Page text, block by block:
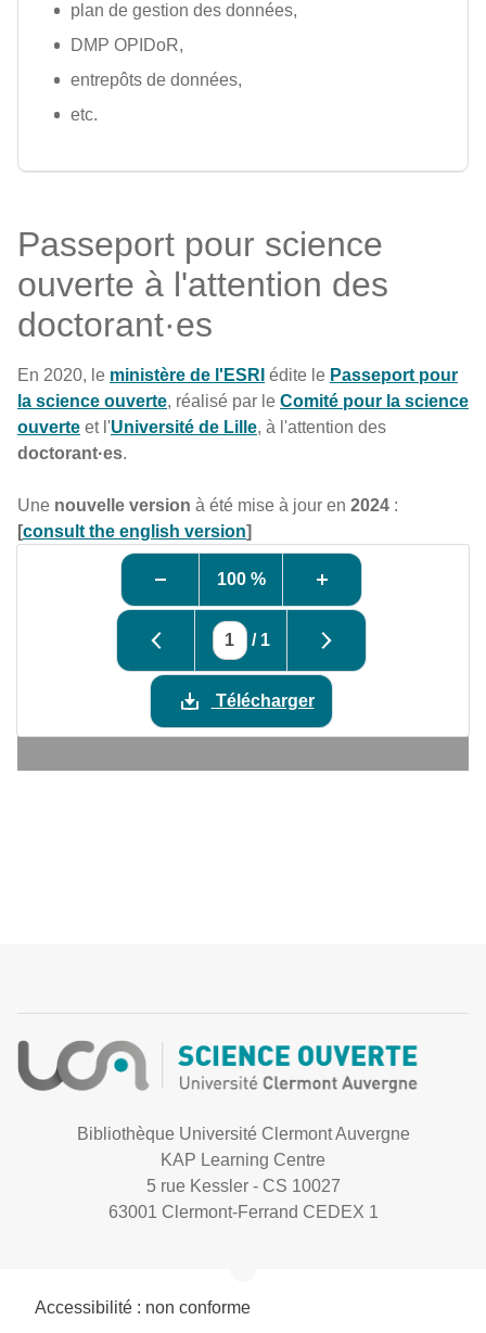
plan de gestion des données,
DMP OPIDoR,
entrepôts de données,
etc.
Passeport pour science
ouverte à l'attention des
doctorant·es
En 2020, le ministère de l'ESRI édite le Passeport pour
la science ouverte, réalisé par le Comité pour la science
ouverte et l'Université de Lille, à l'attention des
doctorant·es.
Une nouvelle version à été mise à jour en 2024 :
[consult the english version]
100 %
/ 1
Télécharger
Bibliothèque Université Clermont Auvergne
KAP Learning Centre
5 rue Kessler - CS 10027
63001 Clermont-Ferrand CEDEX 1
Accessibilité : non conforme